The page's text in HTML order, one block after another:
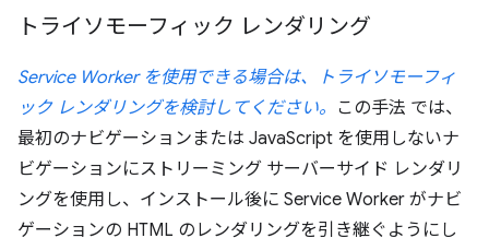
トライソモーフィック レンダリング
Service Worker を使用できる場合は、トライソモーフィ
ック レンダリングを検討してください。
この手法 では、
最初のナビゲーションまたは JavaScript を使用しないナ
ビゲーションにストリーミング サーバーサイド レンダリ
ングを使用し、インストール後に Service Worker がナビ
ゲーションの HTML のレンダリングを引き継ぐようにし